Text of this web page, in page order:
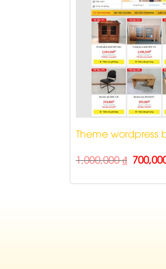
Theme wordpress
1,000,000₫